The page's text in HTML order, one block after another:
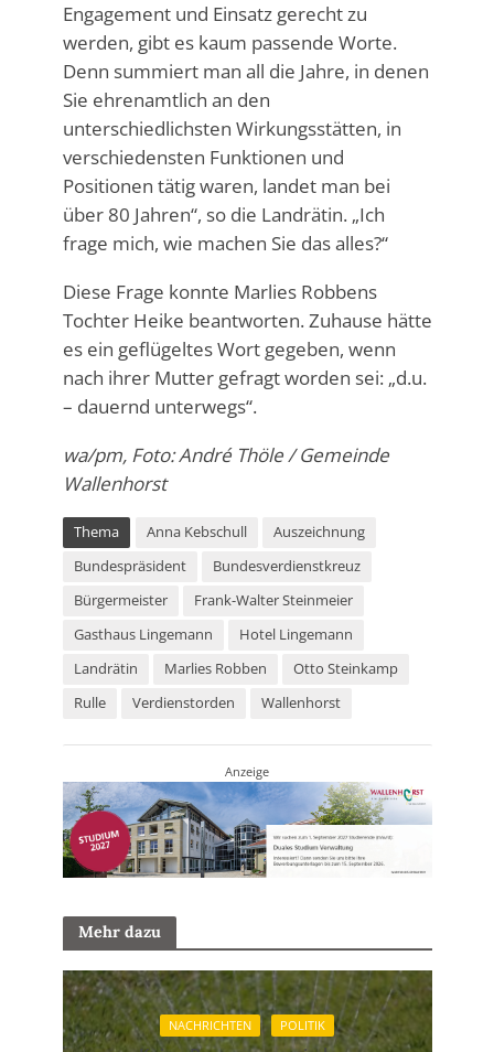
Engagement und Einsatz gerecht zu
werden, gibt es kaum passende Worte.
Denn summiert man all die Jahre, in denen
Sie ehrenamtlich an den
unterschiedlichsten Wirkungsstätten, in
verschiedensten Funktionen und
Positionen tätig waren, landet man bei
über 80 Jahren“, so die Landrätin. „Ich
frage mich, wie machen Sie das alles?“
Diese Frage konnte Marlies Robbens
Tochter Heike beantworten. Zuhause hätte
es ein geflügeltes Wort gegeben, wenn
nach ihrer Mutter gefragt worden sei: „d.u.
– dauernd unterwegs“.
wa/pm, Foto: André Thöle / Gemeinde
Wallenhorst
Thema Anna Kebschull
Auszeichnung
Bundespräsident
Bundesverdienstkreuz
Bürgermeister
Frank-Walter Steinmeier
Gasthaus Lingemann
Hotel Lingemann
Landrätin
Marlies Robben
Otto Steinkamp
Rulle
Verdienstorden Wallenhorst
Anzeige
Mehr dazu
NACHRICHTEN POLITIK